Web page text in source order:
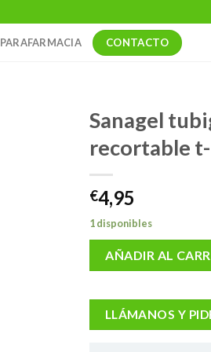
PARAFARMACIA CONTACTO
Sanagel
recortable
€4,95
1 disponibles
AÑADIR AL
LLÁMANOS Y